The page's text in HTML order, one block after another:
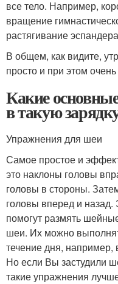
все тело. Например,
вращение
растягивание
В общем, как видите,
просто и при этом
Какие
в такую
Упражнения для шеи
Самое простое и
это наклоны головы
головы в стороны.
головы вперед и
помогут размять
шеи. Их можно
течение дня,
Но если Вы застудили
такие упражнения